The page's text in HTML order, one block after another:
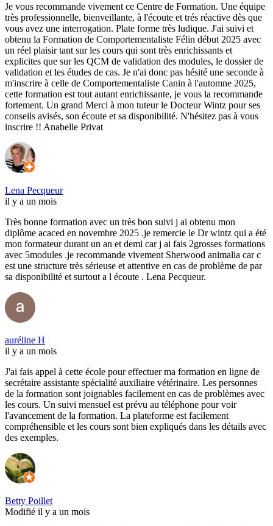
Je vous recommande vivement ce Centre de Formation. Une équipe
très professionnelle, bienveillante, à l'écoute et trés réactive dès que
vous avez une interrogation. Plate forme très ludique. J'ai suivi et
obtenu la Formation de Comportementaliste Félin début 2025 avec
un réel plaisir tant sur les cours qui sont très enrichissants et
explicites que sur les QCM de validation des modules, le dossier de
validation et les études de cas. Je n'ai donc pas hésité une seconde à
m'inscrire à celle de Comportementaliste Canin à l'automne 2025,
cette formation est tout autant enrichissante, je vous la recommande
fortement. Un grand Merci à mon tuteur le Docteur Wintz pour ses
conseils avisés, son écoute et sa disponibilité. N'hésitez pas à vous
inscrire !! Anabelle Privat
Lena Pecqueur
il y a un mois
Très bonne formation avec un très bon suivi j ai obtenu mon
diplôme acaced en novembre 2025 .je remercie le Dr wintz qui a été
mon formateur durant un an et demi car j ai fais 2grosses formations
avec 5modules .je recommande vivement Sherwood animalia car c
est une structure très sérieuse et attentive en cas de problème de par
sa disponibilité et surtout a l écoute . Lena Pecqueur.
auréline H
il y a un mois
J'ai fais appel à cette école pour effectuer ma formation en ligne de
secrétaire assistante spécialité auxiliaire vétérinaire. Les personnes
de la formation sont joignables facilement en cas de problèmes avec
les cours. Un suivi mensuel est prévu au téléphone pour voir
l'avancement de la formation. La plateforme est facilement
compréhensible et les cours sont bien expliqués dans les détails avec
des exemples.
Betty Poillet
Modifié il y a un mois